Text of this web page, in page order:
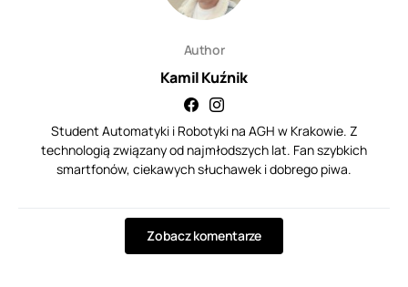
Author
Kamil Kuźnik
Student Automatyki i Robotyki na AGH w Krakowie. Z
technologią związany od najmłodszych lat. Fan szybkich
smartfonów, ciekawych słuchawek i dobrego piwa.
Zobacz komentarze